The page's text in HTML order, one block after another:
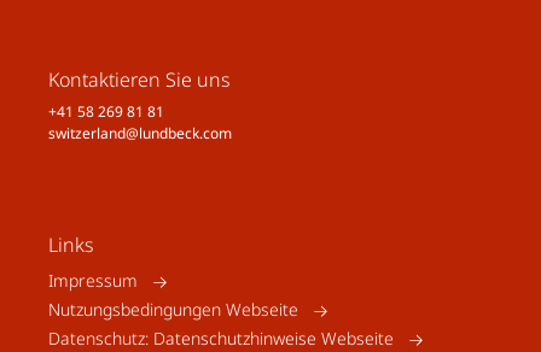
Kontaktieren Sie uns
+41 58 269 81 81
switzerland@lundbeck.com
Links
Impressum
Nutzungsbedingungen Webseite
Datenschutz: Datenschutzhinweise Webseite